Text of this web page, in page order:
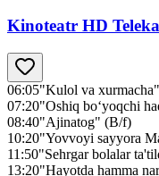
Kinoteatr HD
06:05"Kulol va
07:20"Oshiq bo‘yoqchi
08:40"Ajinatog" (B/f)
10:20"Yovvoyi sayyora
11:50"Sehrgar bolalar
13:20"Hayotda hamma